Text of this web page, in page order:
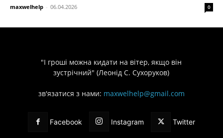
maxwelhelp - 06.04.2026 0
"І гроші можна кидати на вітер, якщо він
зустрічний" (Леонід С. Сухоруков)
зв'язатися з нами: maxwelhelp@gmail.com
Facebook Instagram Twitter